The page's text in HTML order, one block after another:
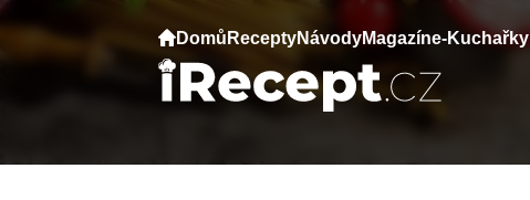
Domů ReceptyNávodyMagazíne-Kuchařky